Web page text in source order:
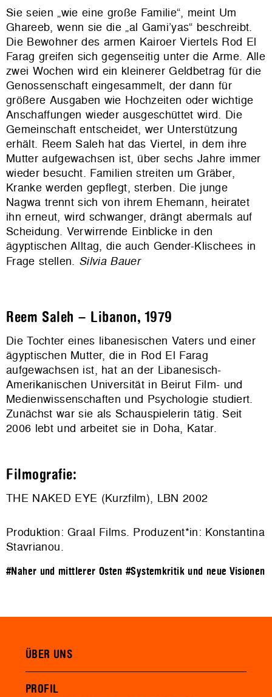
Sie seien „wie eine große Familie“, meint Um
Ghareeb, wenn sie die „al Gami’yas“ beschreibt.
Die Bewohner des armen Kairoer Viertels Rod El
Farag greifen sich gegenseitig unter die Arme. Alle
zwei Wochen wird ein kleinerer Geldbetrag für die
Genossenschaft eingesammelt, der dann für
größere Ausgaben wie Hochzeiten oder wichtige
Anschaffungen wieder ausgeschüttet wird. Die
Gemeinschaft entscheidet, wer Unterstützung
erhält. Reem Saleh hat das Viertel, in dem ihre
Mutter aufgewachsen ist, über sechs Jahre immer
wieder besucht. Familien streiten um Gräber,
Kranke werden gepflegt, sterben. Die junge
Nagwa trennt sich von ihrem Ehemann, heiratet
ihn erneut, wird schwanger, drängt abermals auf
Scheidung. Verwirrende Einblicke in den
ägyptischen Alltag, die auch Gender-Klischees in
Frage stellen. Silvia Bauer
Reem Saleh – Libanon, 1979
Die Tochter eines libanesischen Vaters und einer
ägyptischen Mutter, die in Rod El Farag
aufgewachsen ist, hat an der Libanesisch-
Amerikanischen Universität in Beirut Film- und
Medienwissenschaften und Psychologie studiert.
Zunächst war sie als Schauspielerin tätig. Seit
2006 lebt und arbeitet sie in Doha, Katar.
Filmografie:
THE NAKED EYE (Kurzfilm), LBN 2002
Produktion: Graal Films. Produzent*in: Konstantina
Stavrianou.
#Naher und mittlerer Osten #Systemkritik und neue Visionen
ÜBER UNS
PROFIL